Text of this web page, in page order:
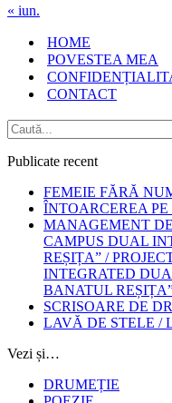
« iun.
HOME
POVESTEA MEA
CONTACT
Caută...
Publicate recent
FEMEIE FĂRĂ
ÎNTOARCEREA
MANAGEMENT
CAMPUS DUAL
REȘIȚA” /
INTEGRATED
BANATUL
SCRISOARE DE
LAVĂ DE STELE /
Vezi și…
DRUMEȚIE